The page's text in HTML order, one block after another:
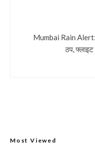
Mumbai Rain Alert:
ठप,
Most Viewed